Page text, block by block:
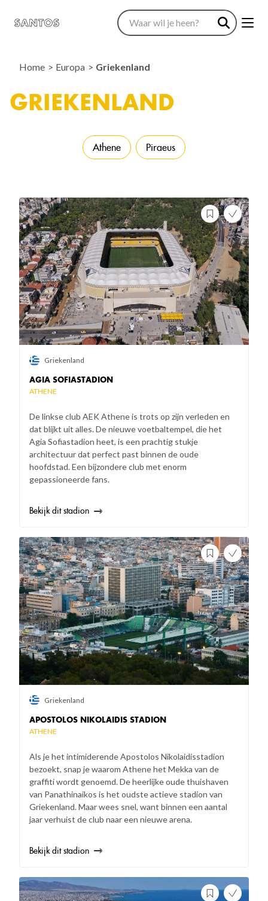
Home Europa Griekenland
GRIEKENLAND
Athene Piraeus
AGIA SOFIASTADION
ATHENE
De linkse club AEK Athene is trots op zijn verleden en
dat blijkt uit alles. De nieuwe voetbaltempel, die het
Agia Sofiastadion heet, is een prachtig stukje
architectuur dat perfect past binnen de oude
hoofdstad. Een bijzondere club met enorm
gepassioneerde fans.
Griekenland
Bekijk dit stadion
APOSTOLOS NIKOLAIDIS STADION
ATHENE
Als je het intimiderende Apostolos Nikolaidisstadion
bezoekt, snap je waarom Athene het Mekka van de
graffiti wordt genoemd. De heerlijke oude thuishaven
van Panathinaikos is het oudste actieve stadion van
Griekenland. Maar wees snel, want binnen een aantal
jaar verhuist de club naar een nieuwe arena.
Griekenland
Bekijk dit stadion